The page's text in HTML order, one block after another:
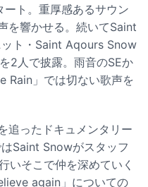
ト。重厚感あるサウン
を響かせる。続いてSaint
ト・Saint Aqours Snow
2人で披露。雨音のSEか
Rain」では切ない歌声を
追ったドキュメンタリー
Saint Snowがスタッフ
いそこで仲を深めていく
again」についての